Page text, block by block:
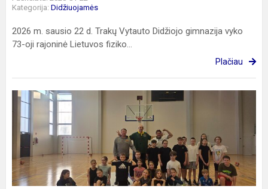
Kategorija: Didžiuojamės
2026 m. sausio 22 d. Trakų Vytauto Didžiojo gimnazija vyko
73-oji rajoninė Lietuvos fiziko...
Plačiau
5c
krepšinio
legendomis